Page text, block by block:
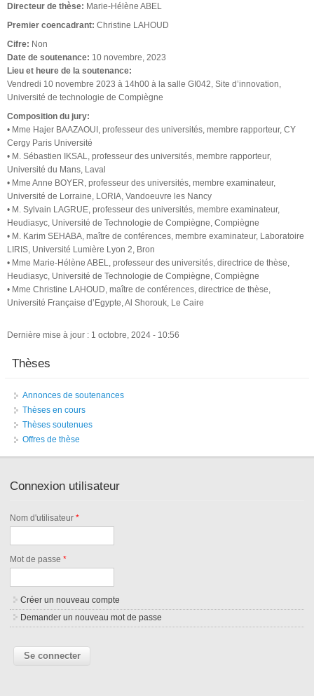
Directeur de thèse: Marie-Hélène ABEL
Premier coencadrant: Christine LAHOUD
Cifre: Non
Date de soutenance: 10 novembre, 2023
Lieu et heure de la soutenance:
Vendredi 10 novembre 2023 à 14h00 à la salle GI042, Site d’innovation,
Université de technologie de Compiègne
Composition du jury:
• Mme Hajer BAAZAOUI, professeur des universités, membre rapporteur, CY
Cergy Paris Université
• M. Sébastien IKSAL, professeur des universités, membre rapporteur,
Université du Mans, Laval
• Mme Anne BOYER, professeur des universités, membre examinateur,
Université de Lorraine, LORIA, Vandoeuvre les Nancy
• M. Sylvain LAGRUE, professeur des universités, membre examinateur,
Heudiasyc, Université de Technologie de Compiègne, Compiègne
• M. Karim SEHABA, maître de conférences, membre examinateur, Laboratoire
LIRIS, Université Lumière Lyon 2, Bron
• Mme Marie-Hélène ABEL, professeur des universités, directrice de thèse,
Heudiasyc, Université de Technologie de Compiègne, Compiègne
• Mme Christine LAHOUD, maître de conférences, directrice de thèse,
Université Française d’Egypte, Al Shorouk, Le Caire
Dernière mise à jour : 1 octobre, 2024 - 10:56
Thèses
Annonces de soutenances
Thèses en cours
Thèses soutenues
Offres de thèse
Connexion utilisateur
Nom d'utilisateur*
Mot de passe*
Créer un nouveau compte
Demander un nouveau mot de passe